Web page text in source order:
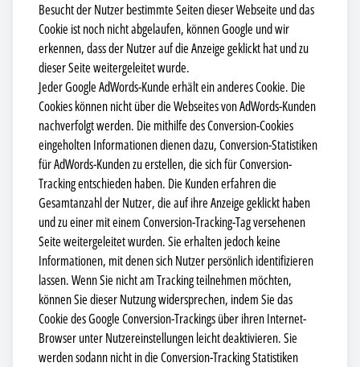
Besucht der Nutzer bestimmte Seiten dieser Webseite und das
Cookie ist noch nicht abgelaufen, können Google und wir
erkennen, dass der Nutzer auf die Anzeige geklickt hat und zu
dieser Seite weitergeleitet wurde.
Jeder Google AdWords-Kunde erhält ein anderes Cookie. Die
Cookies können nicht über die Webseites von AdWords-Kunden
nachverfolgt werden. Die mithilfe des Conversion-Cookies
eingeholten Informationen dienen dazu, Conversion-Statistiken
für AdWords-Kunden zu erstellen, die sich für Conversion-
Tracking entschieden haben. Die Kunden erfahren die
Gesamtanzahl der Nutzer, die auf ihre Anzeige geklickt haben
und zu einer mit einem Conversion-Tracking-Tag versehenen
Seite weitergeleitet wurden. Sie erhalten jedoch keine
Informationen, mit denen sich Nutzer persönlich identifizieren
lassen. Wenn Sie nicht am Tracking teilnehmen möchten,
können Sie dieser Nutzung widersprechen, indem Sie das
Cookie des Google Conversion-Trackings über ihren Internet-
Browser unter Nutzereinstellungen leicht deaktivieren. Sie
werden sodann nicht in die Conversion-Tracking Statistiken